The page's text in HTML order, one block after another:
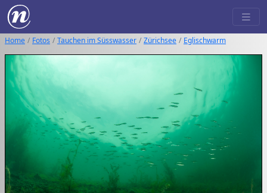
Home Fotos Tauchen im Süsswasser Zürichsee Eglischwarm